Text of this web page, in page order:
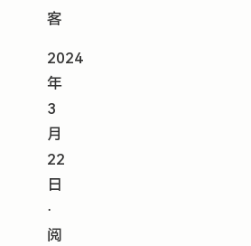
客
2024
年
3
月
22
日
⋅
阅